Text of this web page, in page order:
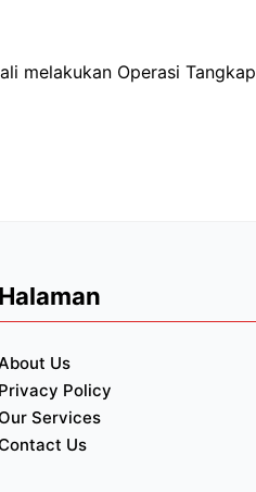
melakukan Operasi Tangkap
Halaman
Us
Privacy Policy
Services
Us